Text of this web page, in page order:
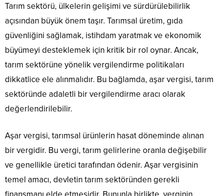
Tarım sektörü, ülkelerin gelişimi ve sürdürülebilirlik
açısından büyük önem taşır. Tarımsal üretim, gıda
güvenliğini sağlamak, istihdam yaratmak ve ekonomik
büyümeyi desteklemek için kritik bir rol oynar. Ancak,
tarım sektörüne yönelik vergilendirme politikaları
dikkatlice ele alınmalıdır. Bu bağlamda, aşar vergisi, tarım
sektöründe adaletli bir vergilendirme aracı olarak
değerlendirilebilir.
Aşar vergisi, tarımsal ürünlerin hasat döneminde alınan
bir vergidir. Bu vergi, tarım gelirlerine oranla değişebilir
ve genellikle üretici tarafından ödenir. Aşar vergisinin
temel amacı, devletin tarım sektöründen gerekli